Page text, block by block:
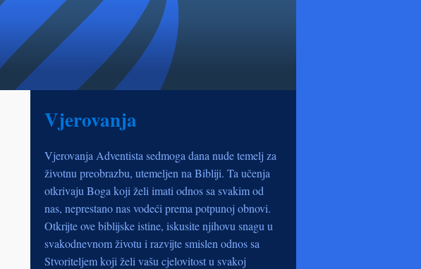
Vjerovanja
Vjerovanja Adventista sedmoga dana nude temelj za
životnu preobrazbu, utemeljen na Bibliji. Ta učenja
otkrivaju Boga koji želi imati odnos sa svakim od
nas, neprestano nas vodeći prema potpunoj obnovi.
Otkrijte ove biblijske istine, iskusite njihovu snagu u
svakodnevnom životu i razvijte smislen odnos sa
Stvoriteljem koji želi vašu cjelovitost u svakoj